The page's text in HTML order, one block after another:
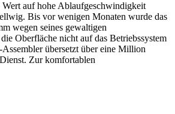
Wert auf hohe Ablaufgeschwindigkeit
Bis vor wenigen Monaten wurde das
wegen seines gewaltigen
Oberfläche nicht auf das Betriebssystem
übersetzt über eine Million
Zur komfortablen